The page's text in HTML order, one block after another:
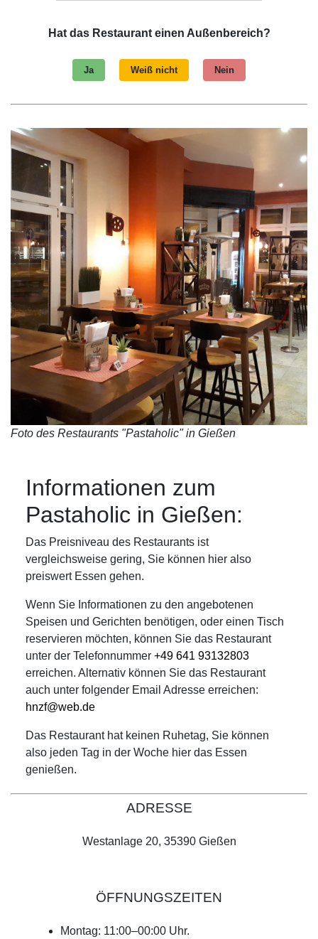
Hat das Restaurant einen Außenbereich?
Ja Weiß nicht Nein
Foto des Restaurants "Pastaholic" in Gießen
Informationen zum
Pastaholic in Gießen:
Das Preisniveau des Restaurants ist
vergleichsweise gering, Sie können hier also
preiswert Essen gehen.
Wenn Sie Informationen zu den angebotenen
Speisen und Gerichten benötigen, oder einen Tisch
reservieren möchten, können Sie das Restaurant
unter der Telefonnummer +49 641 93132803
erreichen. Alternativ können Sie das Restaurant
auch unter folgender Email Adresse erreichen:
hnzf@web.de
Das Restaurant hat keinen Ruhetag, Sie können
also jeden Tag in der Woche hier das Essen
genießen.
ADRESSE
Westanlage 20, 35390 Gießen
ÖFFNUNGSZEITEN
Montag: 11:00–00:00 Uhr.